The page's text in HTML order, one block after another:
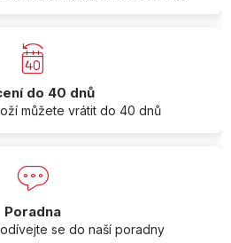
do 40 dnů
můžete vrátit do 40 dnů
Poradna
se do naší poradny